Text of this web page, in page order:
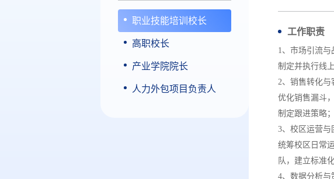
职业技能培训校长
高职校长
产业学院院长
人力外包项目负责人
工作职责
1、市场引流与
制定并执行线
2、销售转化与
优化销售漏斗
制定跟进策略；
3、校区运营与
统筹校区日常
队，建立标准
4、数据分析与